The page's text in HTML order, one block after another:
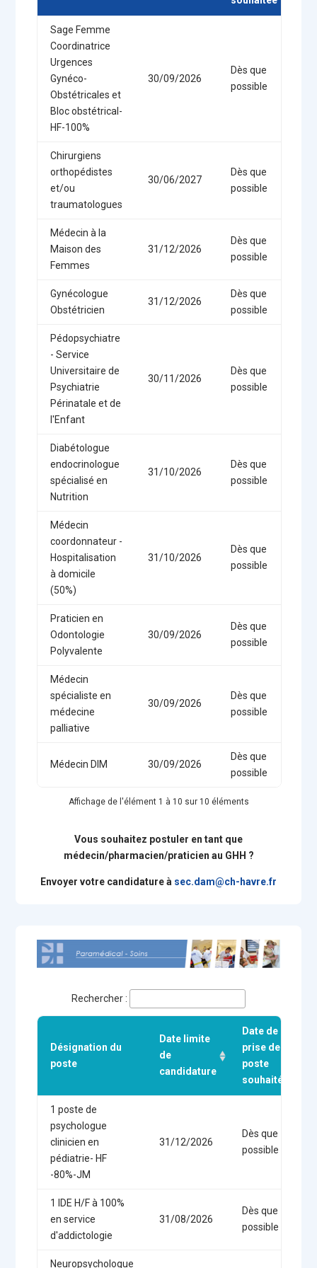
Sage Femme
Coordinatrice
Urgences
Gynéco-
Obstétricales et
Bloc obstétrical-
HF-100%
30/09/2026
Dès que
possible
Chirurgiens
orthopédistes
et/ou
traumatologues
30/06/2027
Dès que
possible
Médecin à la
Maison des
Femmes
31/12/2026
Dès que
possible
Gynécologue
Obstétricien
31/12/2026
Dès que
possible
Pédopsychiatre
- Service
Universitaire de
Psychiatrie
Périnatale et de
l'Enfant
30/11/2026
Dès que
possible
Diabétologue
endocrinologue
spécialisé en
Nutrition
31/10/2026
Dès que
possible
Médecin
coordonnateur -
Hospitalisation
à domicile
(50%)
31/10/2026
Dès que
possible
Praticien en
Odontologie
Polyvalente
30/09/2026
Dès que
possible
Médecin
spécialiste en
médecine
palliative
30/09/2026
Dès que
possible
Médecin DIM 30/09/2026
Dès que
possible
Affichage de l'élément 1 à 10 sur 10 éléments
Vous souhaitez postuler en tant que
médecin/pharmacien/praticien au GHH ?
Envoyer votre candidature à sec.dam@ch-havre.fr
Rechercher :
Désignation du
poste
Date limite
de
candidature
Date de
prise de
poste
souhaitée
1 poste de
psychologue
clinicien en
pédiatrie- HF
-80%-JM
31/12/2026
Dès que
possible
1 IDE H/F à 100%
en service
d'addictologie
31/08/2026
Dès que
possible
Neuropsychologue